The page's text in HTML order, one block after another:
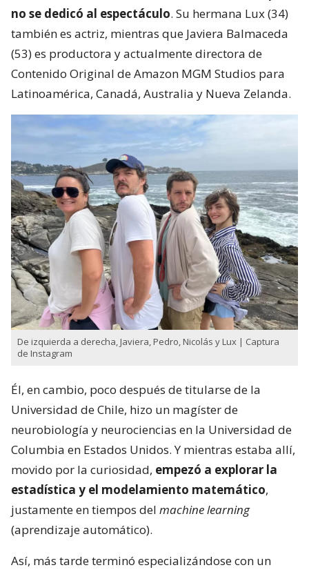
no se dedicó al espectáculo. Su hermana Lux (34)
también es actriz, mientras que Javiera Balmaceda
(53) es productora y actualmente directora de
Contenido Original de Amazon MGM Studios para
Latinoamérica, Canadá, Australia y Nueva Zelanda.
De izquierda a derecha, Javiera, Pedro, Nicolás y Lux | Captura
de Instagram
Él, en cambio, poco después de titularse de la
Universidad de Chile, hizo un magíster de
neurobiología y neurociencias en la Universidad de
Columbia en Estados Unidos. Y mientras estaba allí,
movido por la curiosidad, empezó a explorar la
estadística y el modelamiento matemático,
justamente en tiempos del machine learning
(aprendizaje automático).
Así, más tarde terminó especializándose con un